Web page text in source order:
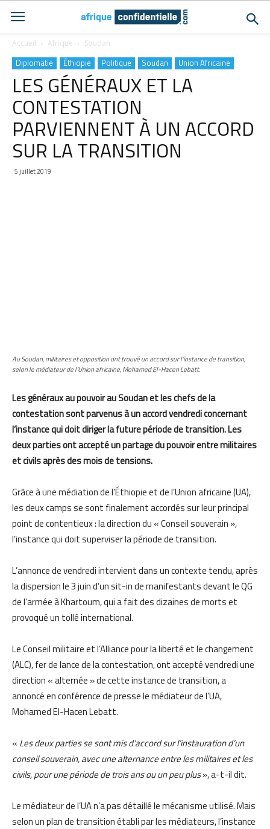
Accueil Afrique Soudan
Diplomatie Éthiopie Politique Soudan Union Africaine
LES GÉNÉRAUX ET LA
CONTESTATION
PARVIENNENT À UN ACCORD
SUR LA TRANSITION
5 juillet 2019
Au Soudan, militaires et opposition ont trouvé un accord sur l’instance de transition,
selon le médiateur de l’Union africaine, Mohamed El-Hacen Lebatt.
Les généraux au pouvoir au Soudan et les chefs de la
contestation sont parvenus à un accord vendredi concernant
l’instance qui doit diriger la future période de transition. Les
deux parties ont accepté un partage du pouvoir entre militaires
et civils après des mois de tensions.
Grâce à une médiation de l’Éthiopie et de l’Union africaine (UA),
les deux camps se sont finalement accordés sur leur principal
point de contentieux : la direction du « Conseil souverain »,
l’instance qui doit superviser la période de transition.
L’annonce de vendredi intervient dans un contexte tendu, après
la dispersion le 3 juin d’un sit-in de manifestants devant le QG
de l’armée à Khartoum, qui a fait des dizaines de morts et
provoqué un tollé international.
Le Conseil militaire et l’Alliance pour la liberté et le changement
(ALC), fer de lance de la contestation, ont accepté vendredi une
direction « alternée » de cette instance de transition, a
annoncé en conférence de presse le médiateur de l’UA,
Mohamed El-Hacen Lebatt.
« Les deux parties se sont mis d’accord sur l’instauration d’un
conseil souverain, avec une alternance entre les militaires et les
civils, pour une période de trois ans ou un peu plus», a-t-il dit.
Le médiateur de l’UA n’a pas détaillé le mécanisme utilisé. Mais
selon un plan de transition établi par les médiateurs, l’instance